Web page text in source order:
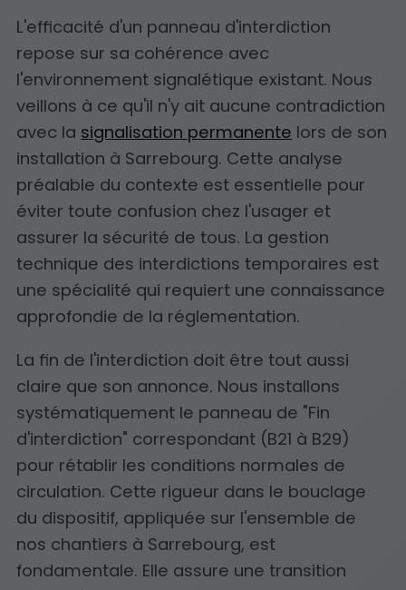
L'efficacité d'un panneau d'interdiction
repose sur sa cohérence avec
l'environnement signalétique existant. Nous
veillons à ce qu'il n'y ait aucune contradiction
avec la signalisation permanente lors de son
installation à Sarrebourg. Cette analyse
préalable du contexte est essentielle pour
éviter toute confusion chez l'usager et
assurer la sécurité de tous. La gestion
technique des interdictions temporaires est
une spécialité qui requiert une connaissance
approfondie de la réglementation.
La fin de l'interdiction doit être tout aussi
claire que son annonce. Nous installons
systématiquement le panneau de "Fin
d'interdiction" correspondant (B21 à B29)
pour rétablir les conditions normales de
circulation. Cette rigueur dans le bouclage
du dispositif, appliquée sur l'ensemble de
nos chantiers à Sarrebourg, est
fondamentale. Elle assure une transition